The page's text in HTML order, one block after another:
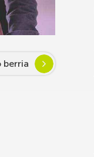
berria